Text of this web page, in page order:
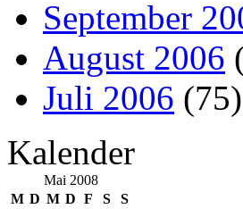
September
August 2006
Juli 2006 (75)
Kalender
Mai 2008
M D M D F S
S